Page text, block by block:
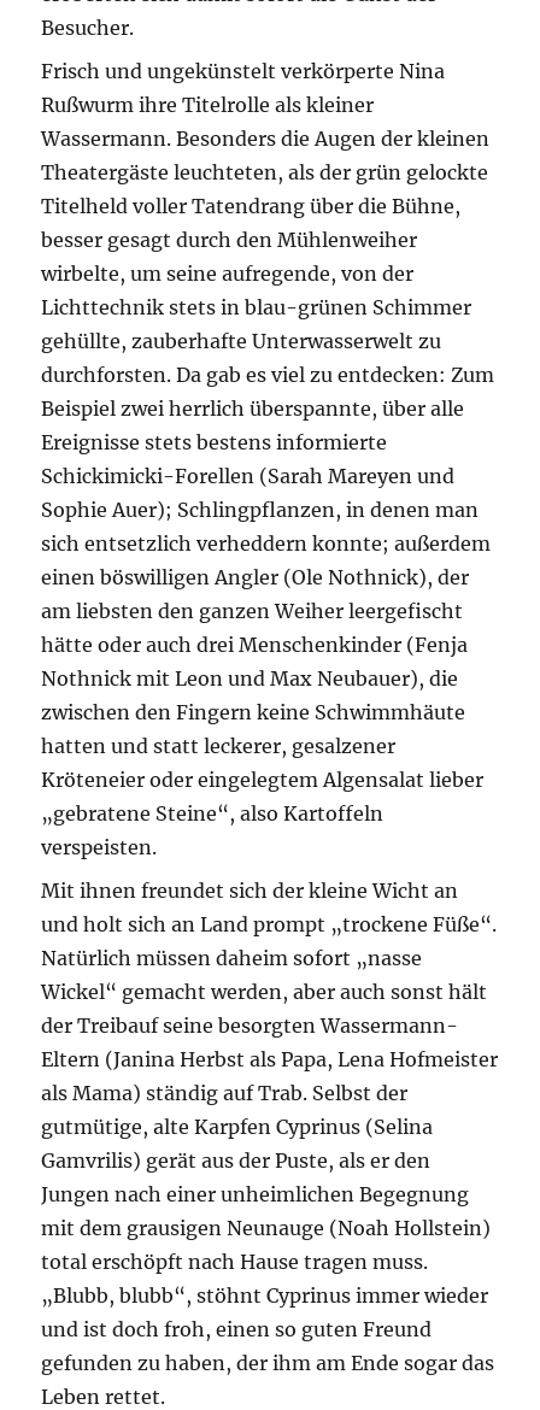
Besucher.
Frisch und ungekünstelt verkörperte Nina
Rußwurm ihre Titelrolle als kleiner
Wassermann. Besonders die Augen der kleinen
Theatergäste leuchteten, als der grün gelockte
Titelheld voller Tatendrang über die Bühne,
besser gesagt durch den Mühlenweiher
wirbelte, um seine aufregende, von der
Lichttechnik stets in blau-grünen Schimmer
gehüllte, zauberhafte Unterwasserwelt zu
durchforsten. Da gab es viel zu entdecken: Zum
Beispiel zwei herrlich überspannte, über alle
Ereignisse stets bestens informierte
Schickimicki-Forellen (Sarah Mareyen und
Sophie Auer); Schlingpflanzen, in denen man
sich entsetzlich verheddern konnte; außerdem
einen böswilligen Angler (Ole Nothnick), der
am liebsten den ganzen Weiher leergefischt
hätte oder auch drei Menschenkinder (Fenja
Nothnick mit Leon und Max Neubauer), die
zwischen den Fingern keine Schwimmhäute
hatten und statt leckerer, gesalzener
Kröteneier oder eingelegtem Algensalat lieber
„gebratene Steine“, also Kartoffeln
verspeisten.
Mit ihnen freundet sich der kleine Wicht an
und holt sich an Land prompt „trockene Füße“.
Natürlich müssen daheim sofort „nasse
Wickel“ gemacht werden, aber auch sonst hält
der Treibauf seine besorgten Wassermann-
Eltern (Janina Herbst als Papa, Lena Hofmeister
als Mama) ständig auf Trab. Selbst der
gutmütige, alte Karpfen Cyprinus (Selina
Gamvrilis) gerät aus der Puste, als er den
Jungen nach einer unheimlichen Begegnung
mit dem grausigen Neunauge (Noah Hollstein)
total erschöpft nach Hause tragen muss.
„Blubb, blubb“, stöhnt Cyprinus immer wieder
und ist doch froh, einen so guten Freund
gefunden zu haben, der ihm am Ende sogar das
Leben rettet.